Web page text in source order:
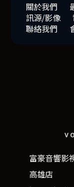
關於我們
訊源/影像
聯絡我們
富豪音響影
高雄店